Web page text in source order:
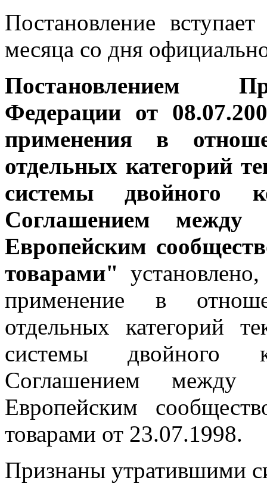
Постановление
месяца со дня
Постановлением
Федерации от
применения в
отдельных категорий
системы двойного
Соглашением между
Европейским
товарами"
применение в
отдельных категорий
системы двойного
Соглашением между
Европейским
товарами от 23.07.1998.
Признаны утратившими